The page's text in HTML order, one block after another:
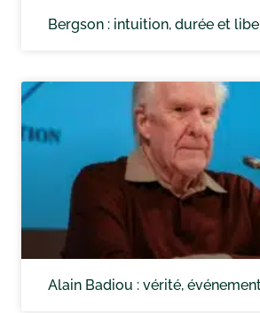
Bergson : intuition, durée et
Alain Badiou : vérité,